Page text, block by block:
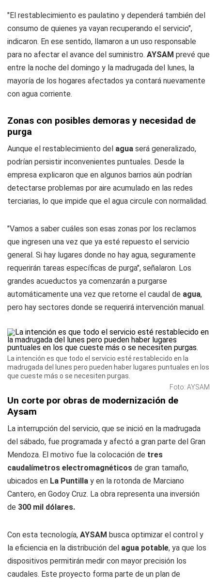
"El restablecimiento es paulatino y dependerá también del
consumo de quienes ya vayan recuperando el servicio",
indicaron. En ese sentido, llamaron a un uso responsable
para no afectar el avance del suministro. AYSAM prevé que
entre la noche del domingo y la madrugada del lunes, la
mayoría de los hogares afectados ya contará nuevamente
con agua corriente.
Zonas con posibles demoras y necesidad de
purga
Aunque el restablecimiento del agua será generalizado,
podrían persistir inconvenientes puntuales. Desde la
empresa explicaron que en algunos barrios aún podrían
detectarse problemas por aire acumulado en las redes
terciarias, lo que impide que el agua circule con normalidad.
"Vamos a saber cuáles son esas zonas por los reclamos
que ingresen una vez que ya esté repuesto el servicio
general. Si hay lugares donde no hay agua, seguramente
requerirán tareas específicas de purga", señalaron. Los
grandes acueductos ya comenzarán a purgarse
automáticamente una vez que retorne el caudal de agua,
pero hay sectores donde se requerirá intervención manual.
La intención es que todo el servicio esté restablecido en la
madrugada del lunes pero pueden haber lugares puntuales en los
que cueste más o se necesiten purgas.
Foto: AYSAM
Un corte por obras de modernización de
Aysam
La interrupción del servicio, que se inició en la madrugada
del sábado, fue programada y afectó a gran parte del Gran
Mendoza. El motivo fue la colocación de tres
caudalímetros electromagnéticos de gran tamaño,
ubicados en La Puntilla y en la rotonda de Marciano
Cantero, en Godoy Cruz. La obra representa una inversión
de 300 mil dólares.
Con esta tecnología, AYSAM busca optimizar el control y
la eficiencia en la distribución del agua potable, ya que los
dispositivos permitirán medir con mayor precisión los
caudales. Este proyecto forma parte de un plan de